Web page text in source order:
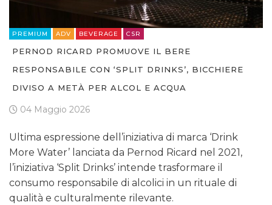
PREMIUM ADV BEVERAGE CSR
PERNOD RICARD PROMUOVE IL BERE
RESPONSABILE CON ‘SPLIT DRINKS’, BICCHIERE
DIVISO A METÀ PER ALCOL E ACQUA
04 Maggio 2026
Ultima espressione dell’iniziativa di marca ‘Drink
More Water’ lanciata da Pernod Ricard nel 2021,
l’iniziativa ‘Split Drinks’ intende trasformare il
consumo responsabile di alcolici in un rituale di
qualità e culturalmente rilevante.